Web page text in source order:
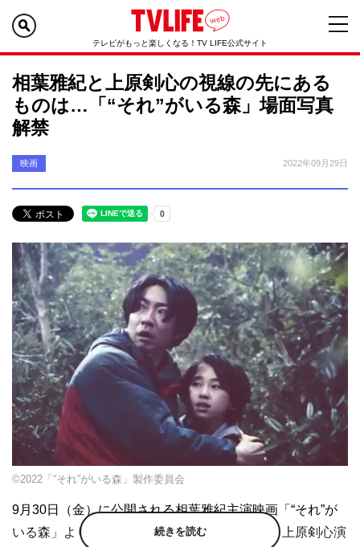
テレビがもっと楽しくなる！TV LIFE公式サイト
相葉雅紀と上原剣心の視線の先にある
ものは…「“それ”がいる森」場面写真
解禁
映画 2022年09月29日
©2022「“それ”がいる森」製作委員会
9月30日（金）に公開される相葉雅紀主演映画「“それ”が
いる森」より、相葉演じる主人公・田中淳一と上原剣心演
続きを読む